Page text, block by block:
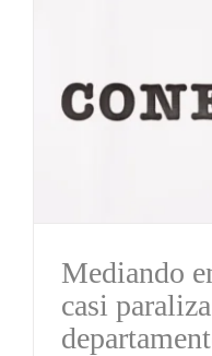
Mediando
casi